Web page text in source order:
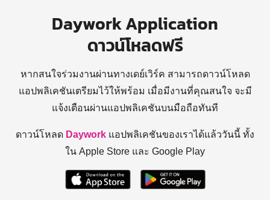
Daywork Application
ดาวน์โหลดฟรี
หากสนใจร่วมงานผ่านทางเดย์เวิร์ค สามารถดาวน์โหลด
แอปพลิเคชันเตรียมไว้ให้พร้อม เมื่อมีงานที่คุณสนใจ จะมี
แจ้งเตือนผ่านแอปพลิเคชันบนมือถือทันที
ดาวน์โหลด Daywork แอปพลิเคชันของเราได้แล้ววันนี้ ทั้ง
ใน Apple Store และ Google Play